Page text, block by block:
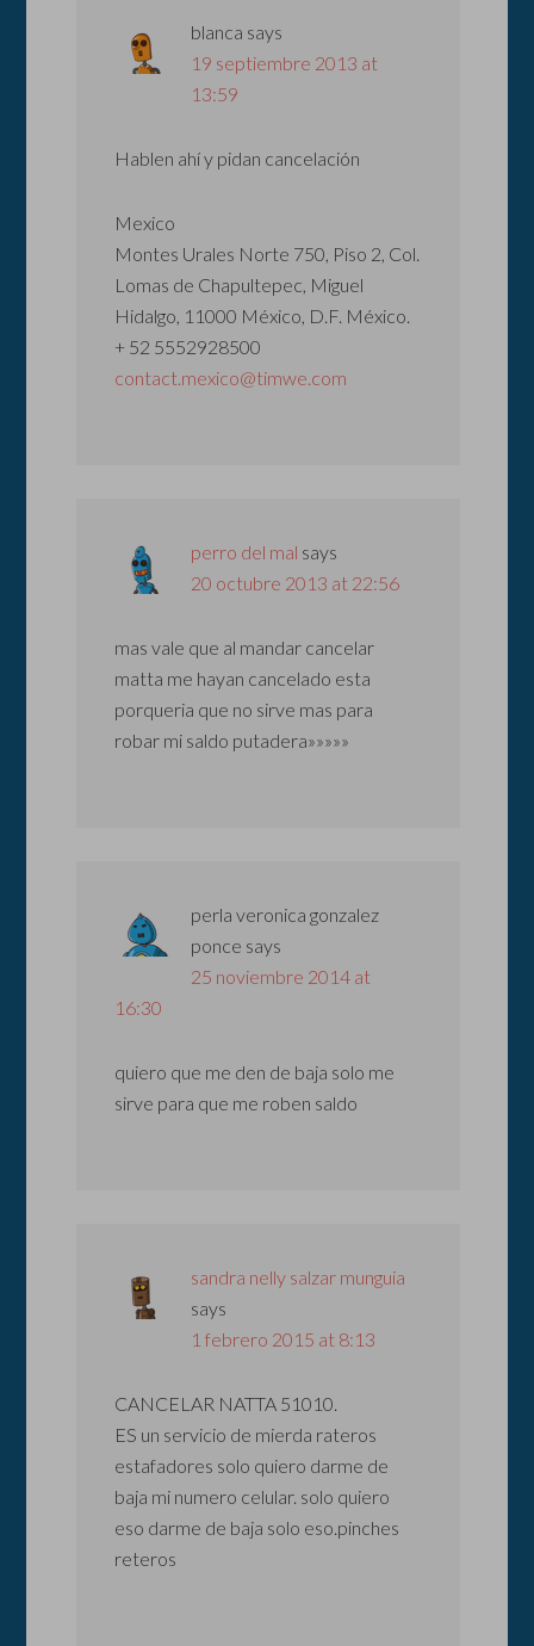
blanca says
19 septiembre 2013 at
13:59
Hablen ahí y pidan cancelación
Mexico
Montes Urales Norte 750, Piso 2, Col.
Lomas de Chapultepec, Miguel
Hidalgo, 11000 México, D.F. México.
+ 52 5552928500
contact.mexico@timwe.com
perro del mal says
20 octubre 2013 at 22:56
mas vale que al mandar cancelar
matta me hayan cancelado esta
porqueria que no sirve mas para
robar mi saldo putadera»»»»»
perla veronica gonzalez
ponce says
25 noviembre 2014 at
16:30
quiero que me den de baja solo me
sirve para que me roben saldo
sandra nelly salzar munguia
says
1 febrero 2015 at 8:13
CANCELAR NATTA 51010.
ES un servicio de mierda rateros
estafadores solo quiero darme de
baja mi numero celular. solo quiero
eso darme de baja solo eso.pinches
reteros